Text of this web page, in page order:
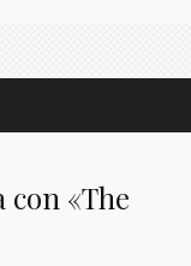
«The